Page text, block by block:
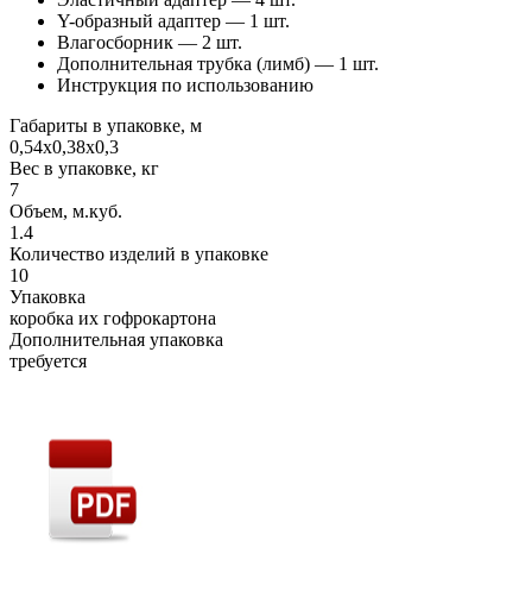
Y-образный адаптер — 1 шт.
Влагосборник — 2 шт.
Дополнительная трубка (лимб) — 1 шт.
Инструкция по использованию
Габариты в упаковке, м
0,54х0,38х0,3
Вес в упаковке, кг
7
Объем, м.куб.
1.4
Количество изделий в упаковке
10
Упаковка
коробка их гофрокартона
Дополнительная упаковка
требуется